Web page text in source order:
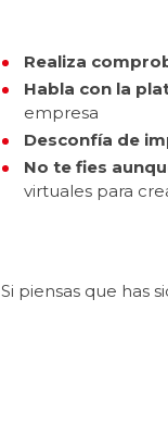
Realiza
Habla con la
empresa
Desconfía de
No te fies
virtuales para
Si piensas que has